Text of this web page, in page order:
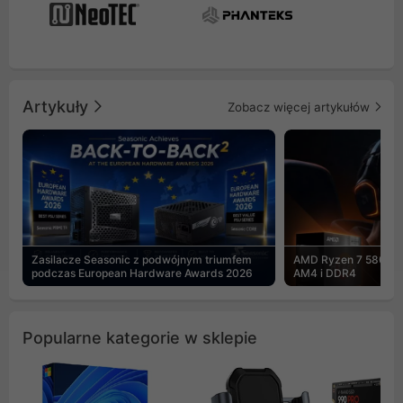
Artykuły Zobacz więcej artykułów
Zasilacze Seasonic z podwójnym triumfem
podczas European Hardware Awards 2026
AMD Ryzen 7
AM4 i DDR4
Popularne kategorie w sklepie